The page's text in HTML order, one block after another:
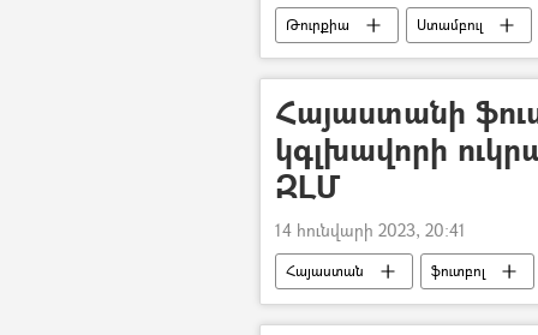
Թուրքիա Ստամբուլ
Հայաստանի
կգլխավորի
ԶԼՄ
14 հունվարի 2023, 20:41
Հայաստան
ֆուտբոլ
մարզիչ